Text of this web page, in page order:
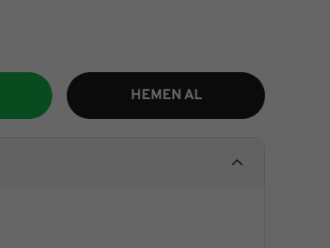
HEMEN AL